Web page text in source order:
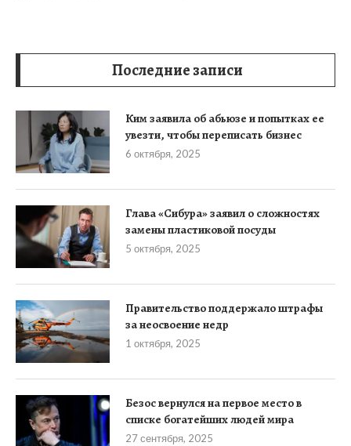
Последние записи
Ким заявила об абьюзе и попытках ее
увезти, чтобы переписать бизнес
6 октября, 2025
Глава «Сибура» заявил о сложностях
замены пластиковой посуды
5 октября, 2025
Правительство поддержало штрафы
за неосвоение недр
1 октября, 2025
Безос вернулся на первое место в
списке богатейших людей мира
27 сентября, 2025